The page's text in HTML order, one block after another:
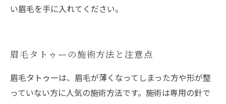
い眉毛を手に入れてください。
眉毛タトゥーの施術方法と注意点
眉毛タトゥーは、眉毛が薄くなってしまった方や形が整
っていない方に人気の施術方法です。施術は専用の針で